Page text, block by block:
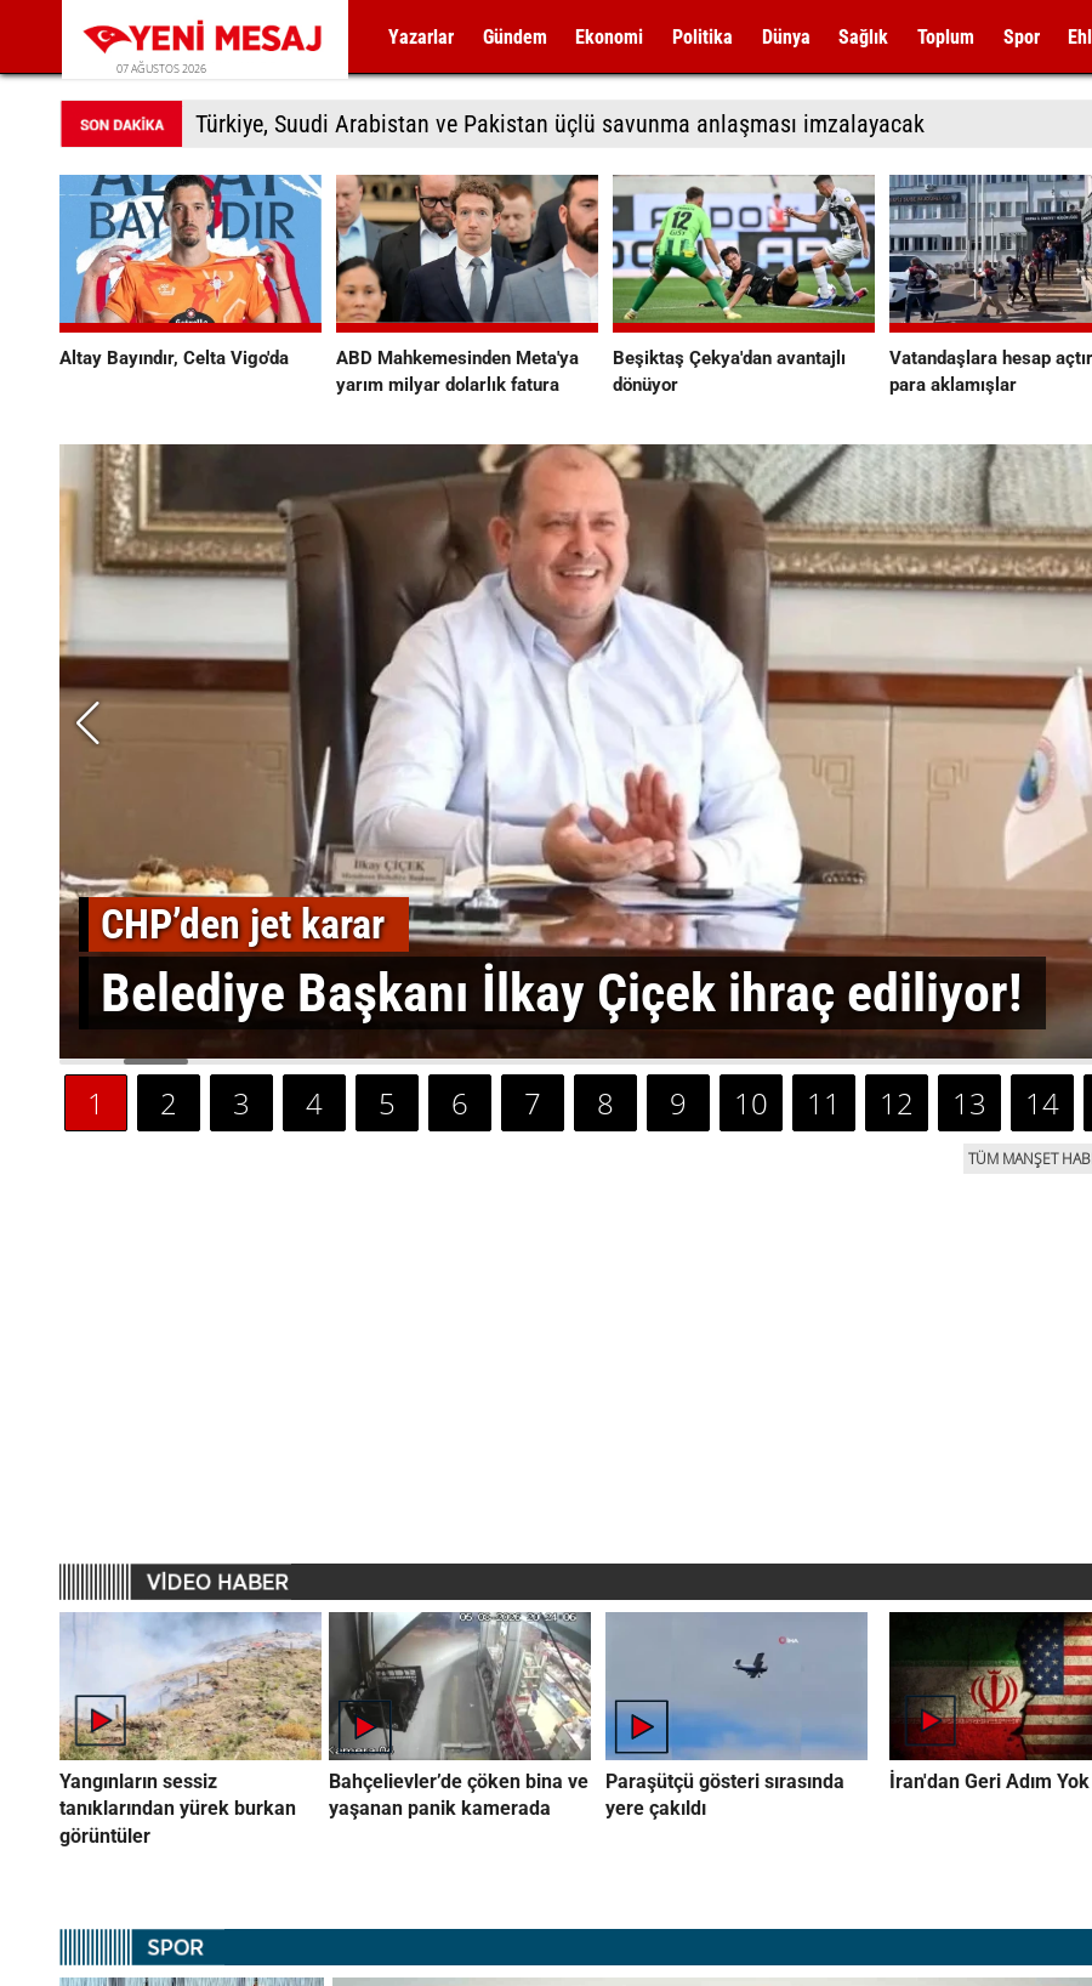
07 AĞUSTOS 2026
Yazarlar Gündem Ekonomi Politika Dünya Sağlık Toplum Spor
Türkiye, Suudi Arabistan ve Pakistan üçlü savunma anlaşması imzalayacak
Altay Bayındır, Celta Vigo'da
ABD Mahkemesinden Meta'ya
yarım milyar dolarlık fatura
Beşiktaş Çekya'dan avantajlı
dönüyor
Vatandaşlara hesap
para aklamışlar
CHP’den jet karar
Belediye Başkanı İlkay Çiçek ihraç ediliyor!
1 2 3 4 5 6 7 8 9 10 11 12 13 14
TÜM MANŞET
Yangınların sessiz
tanıklarından yürek burkan
görüntüler
Bahçelievler’de çöken bina ve
yaşanan panik kamerada
Paraşütçü gösteri sırasında
yere çakıldı
İran'dan Geri Adım Yok